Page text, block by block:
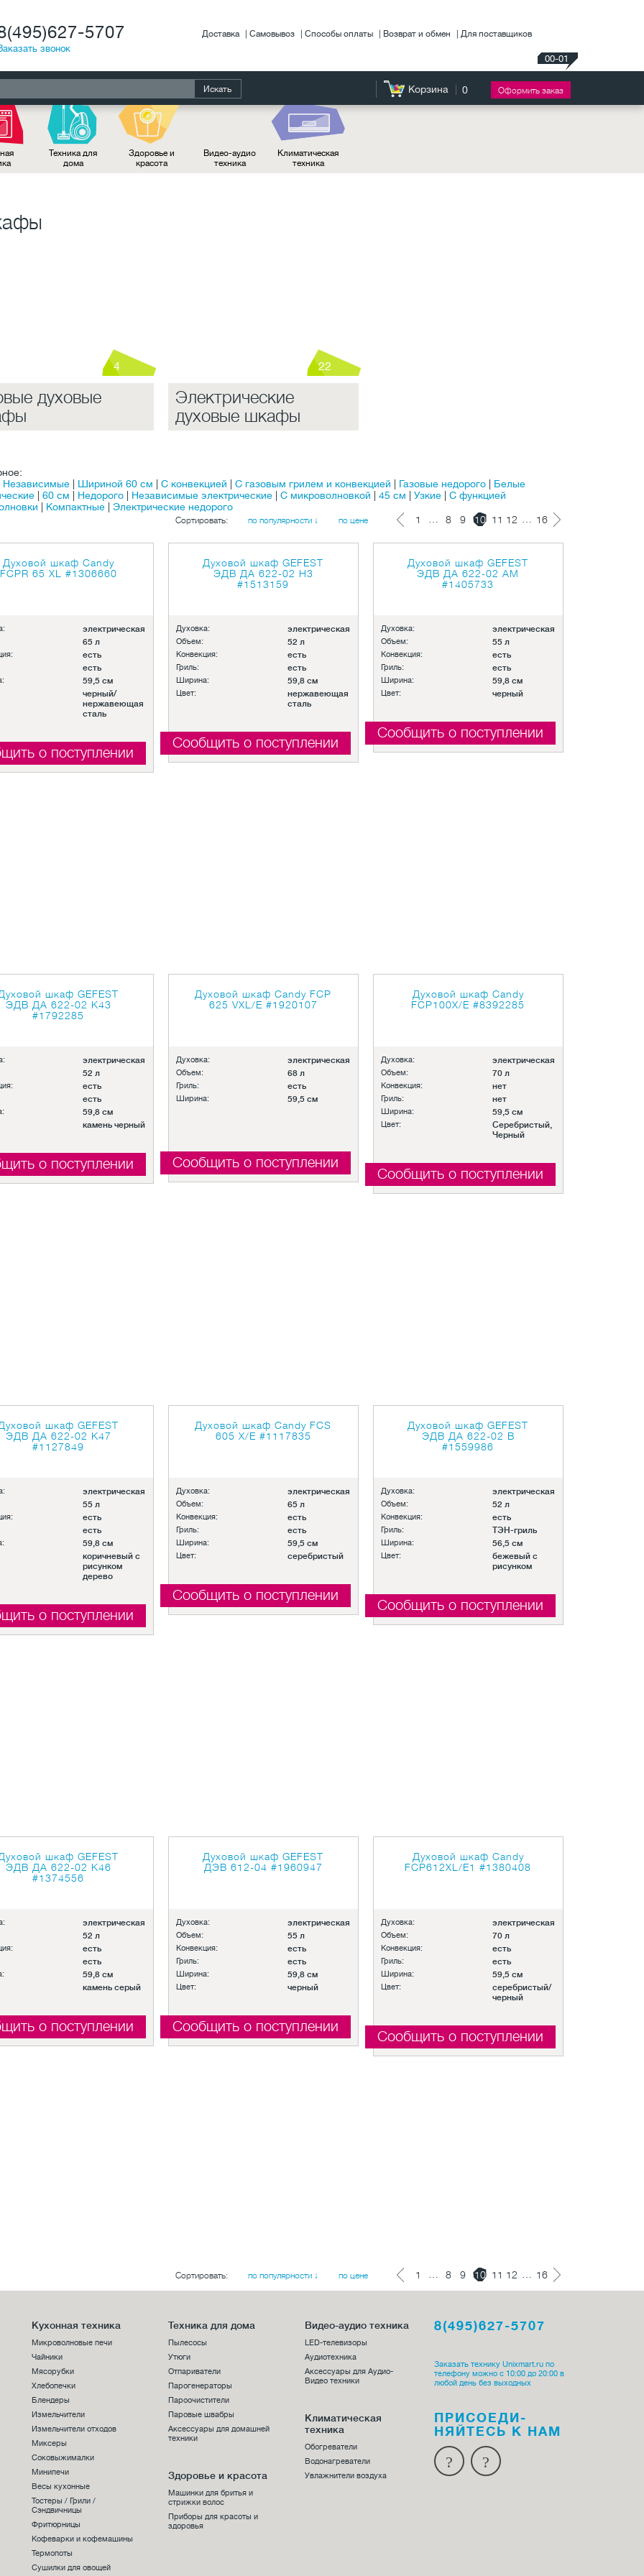
5707
звонок
Доставка Самовывоз Способы оплаты Возврат и обмен Для поставщиков
00-01
Искать Корзина 0 Оформить заказ
Техника для
дома
Здоровье и
красота
Видео-аудио
техника
Климатическая
техника
4
духовые
22
Электрические
духовые шкафы
Независимые Шириной 60 см С конвекцией С газовым грилем и конвекцией Газовые недорого
Белые
60 см Недорого Независимые электрические С микроволновкой 45 см Узкие
С функцией
Компактные
Электрические недорого
1
8 9 10 11 12 16
Сортировать: по популярности ↓ по цене
Духовой шкаф Candy
FCPR 65 XL #1306660
электрическая
65 л
есть
есть
59,5 см
черный/
нержавеющая
сталь
о поступлении
Духовой шкаф GEFEST
ЭДВ ДА 622-02 Н3
#1513159
Духовка: электрическая
Объем: 52 л
Конвекция: есть
Гриль: есть
Ширина: 59,8 см
Цвет:
нержавеющая
сталь
Сообщить о поступлении
Духовой шкаф GEFEST
ЭДВ ДА 622-02 АМ
#1405733
Духовка: электрическая
Объем: 55 л
Конвекция: есть
Гриль: есть
Ширина: 59,8 см
Цвет: черный
Сообщить о поступлении
шкаф GEFEST
ЭДВ ДА 622-02 К43
#1792285
электрическая
52 л
есть
есть
59,8 см
камень черный
о поступлении
Духовой шкаф Candy FCP
625 VXL/E #1920107
Духовка: электрическая
Объем: 68 л
Гриль: есть
Ширина: 59,5 см
Сообщить о поступлении
Духовой шкаф Candy
FCP100X/E#8392285
Духовка: электрическая
Объем: 70 л
Конвекция: нет
Гриль: нет
Ширина: 59,5 см
Цвет:
Серебристый,
Черный
Сообщить о поступлении
шкаф GEFEST
ЭДВ ДА 622-02 К47
#1127849
электрическая
55 л
есть
есть
59,8 см
коричневый с
рисунком
дерево
о поступлении
Духовой шкаф Candy FCS
605 X/E #1117835
Духовка: электрическая
Объем: 65 л
Конвекция: есть
Гриль: есть
Ширина: 59,5 см
Цвет: серебристый
Сообщить о поступлении
Духовой шкаф GEFEST
ЭДВ ДА 622-02 В
#1559986
Духовка: электрическая
Объем: 52 л
Конвекция: есть
Гриль: ТЭН-гриль
Ширина: 56,5 см
Цвет:
бежевый с
рисунком
Сообщить о поступлении
шкаф GEFEST
ЭДВ ДА 622-02 К46
#1374556
электрическая
52 л
есть
есть
59,8 см
камень серый
о поступлении
Духовой шкаф GEFEST
ДЭВ 612-04 #1960947
Духовка: электрическая
Объем: 55 л
Конвекция: есть
Гриль: есть
Ширина: 59,8 см
Цвет: черный
Сообщить о поступлении
Духовой шкаф Candy
FCP612XL/E1#1380408
Духовка: электрическая
Объем: 70 л
Конвекция: есть
Гриль: есть
Ширина: 59,5 см
Цвет:
серебристый/
черный
Сообщить о поступлении
1 8 9 10 11 12 16
Сортировать: по популярности ↓ по цене
Кухонная техника
Микроволновые печи
Чайники
Мясорубки
Хлебопечки
Блендеры
Измельчители
Измельчители отходов
Миксеры
Соковыжималки
Минипечи
Весы кухонные
Тостеры / Грили /
Сэндвичницы
Фритюрницы
Кофеварки и кофемашины
Термопоты
Сушилки для овощей
Техника для дома
Пылесосы
Утюги
Отпариватели
Парогенераторы
Пароочистители
Паровые швабры
Аксессуары для домашней
техники
Здоровье и красота
Машинки для бритья и
стрижки волос
Приборы для красоты и
здоровья
Видео-аудио техника
LED-телевизоры
Аудиотехника
Аксессуары для Аудио-
Видео техники
Климатическая
техника
Обогреватели
Водонагреватели
Увлажнители воздуха
8(495)627-5707
Заказать технику Unixmart.ru по
телефону можно с 10:00 до 20:00 в
любой день без выходных
ПРИСОЕДИ­
НЯЙТЕСЬ К НАМ